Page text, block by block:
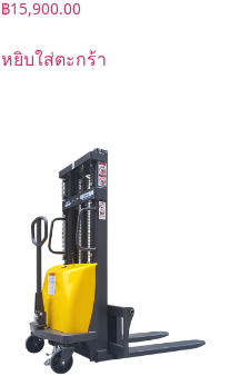
฿15,900.00
หยิบใส่ตะกร้า